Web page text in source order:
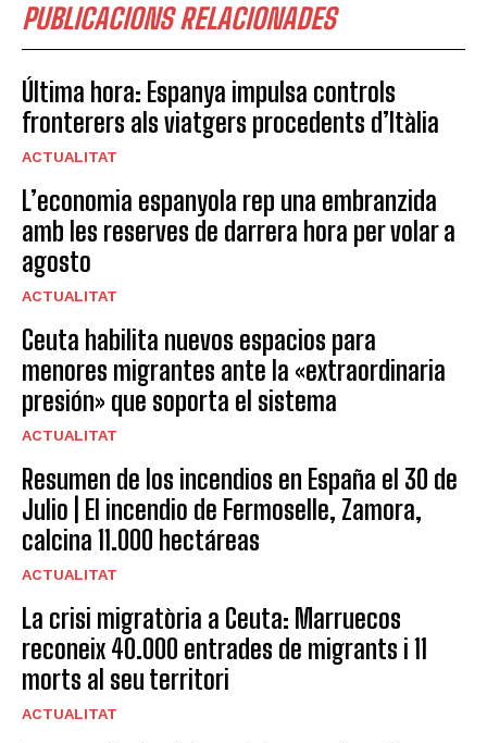
PUBLICACIONS RELACIONADES
Última hora: Espanya impulsa controls
fronterers als viatgers procedents d’Itàlia
ACTUALITAT
L’economia espanyola rep una embranzida
amb les reserves de darrera hora per volar a
agosto
ACTUALITAT
Ceuta habilita nuevos espacios para
menores migrantes ante la «extraordinaria
presión» que soporta el sistema
ACTUALITAT
Resumen de los incendios en España el 30 de
Julio | El incendio de Fermoselle, Zamora,
calcina 11.000 hectáreas
ACTUALITAT
La crisi migratòria a Ceuta: Marruecos
reconeix 40.000 entrades de migrants i 11
morts al seu territori
ACTUALITAT